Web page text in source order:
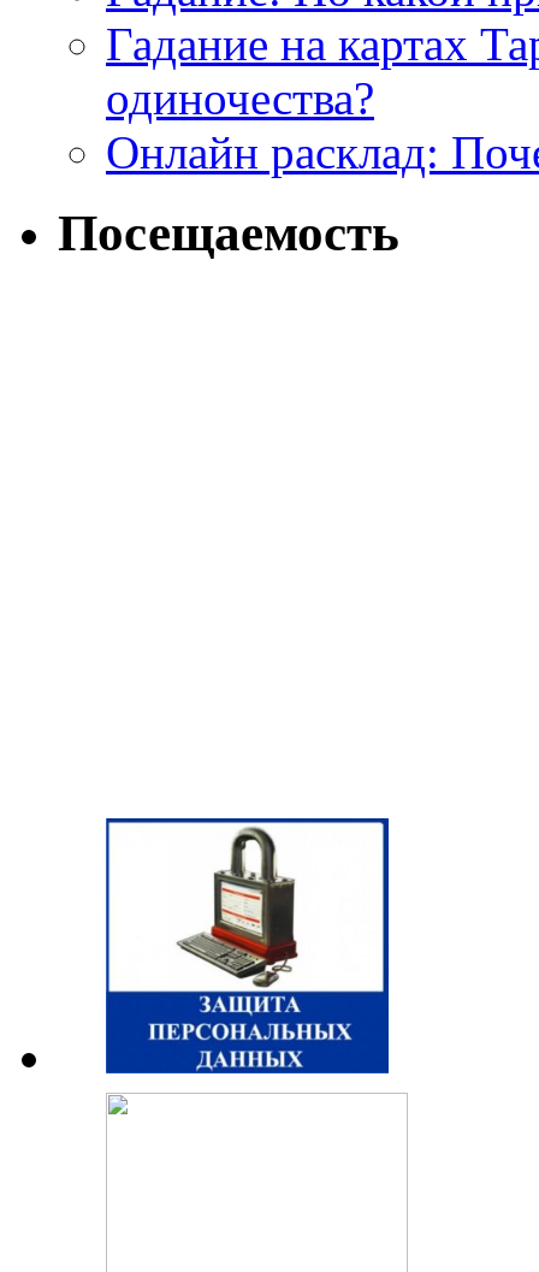
Гадание на картах
одиночества?
Онлайн расклад:
Посещаемость